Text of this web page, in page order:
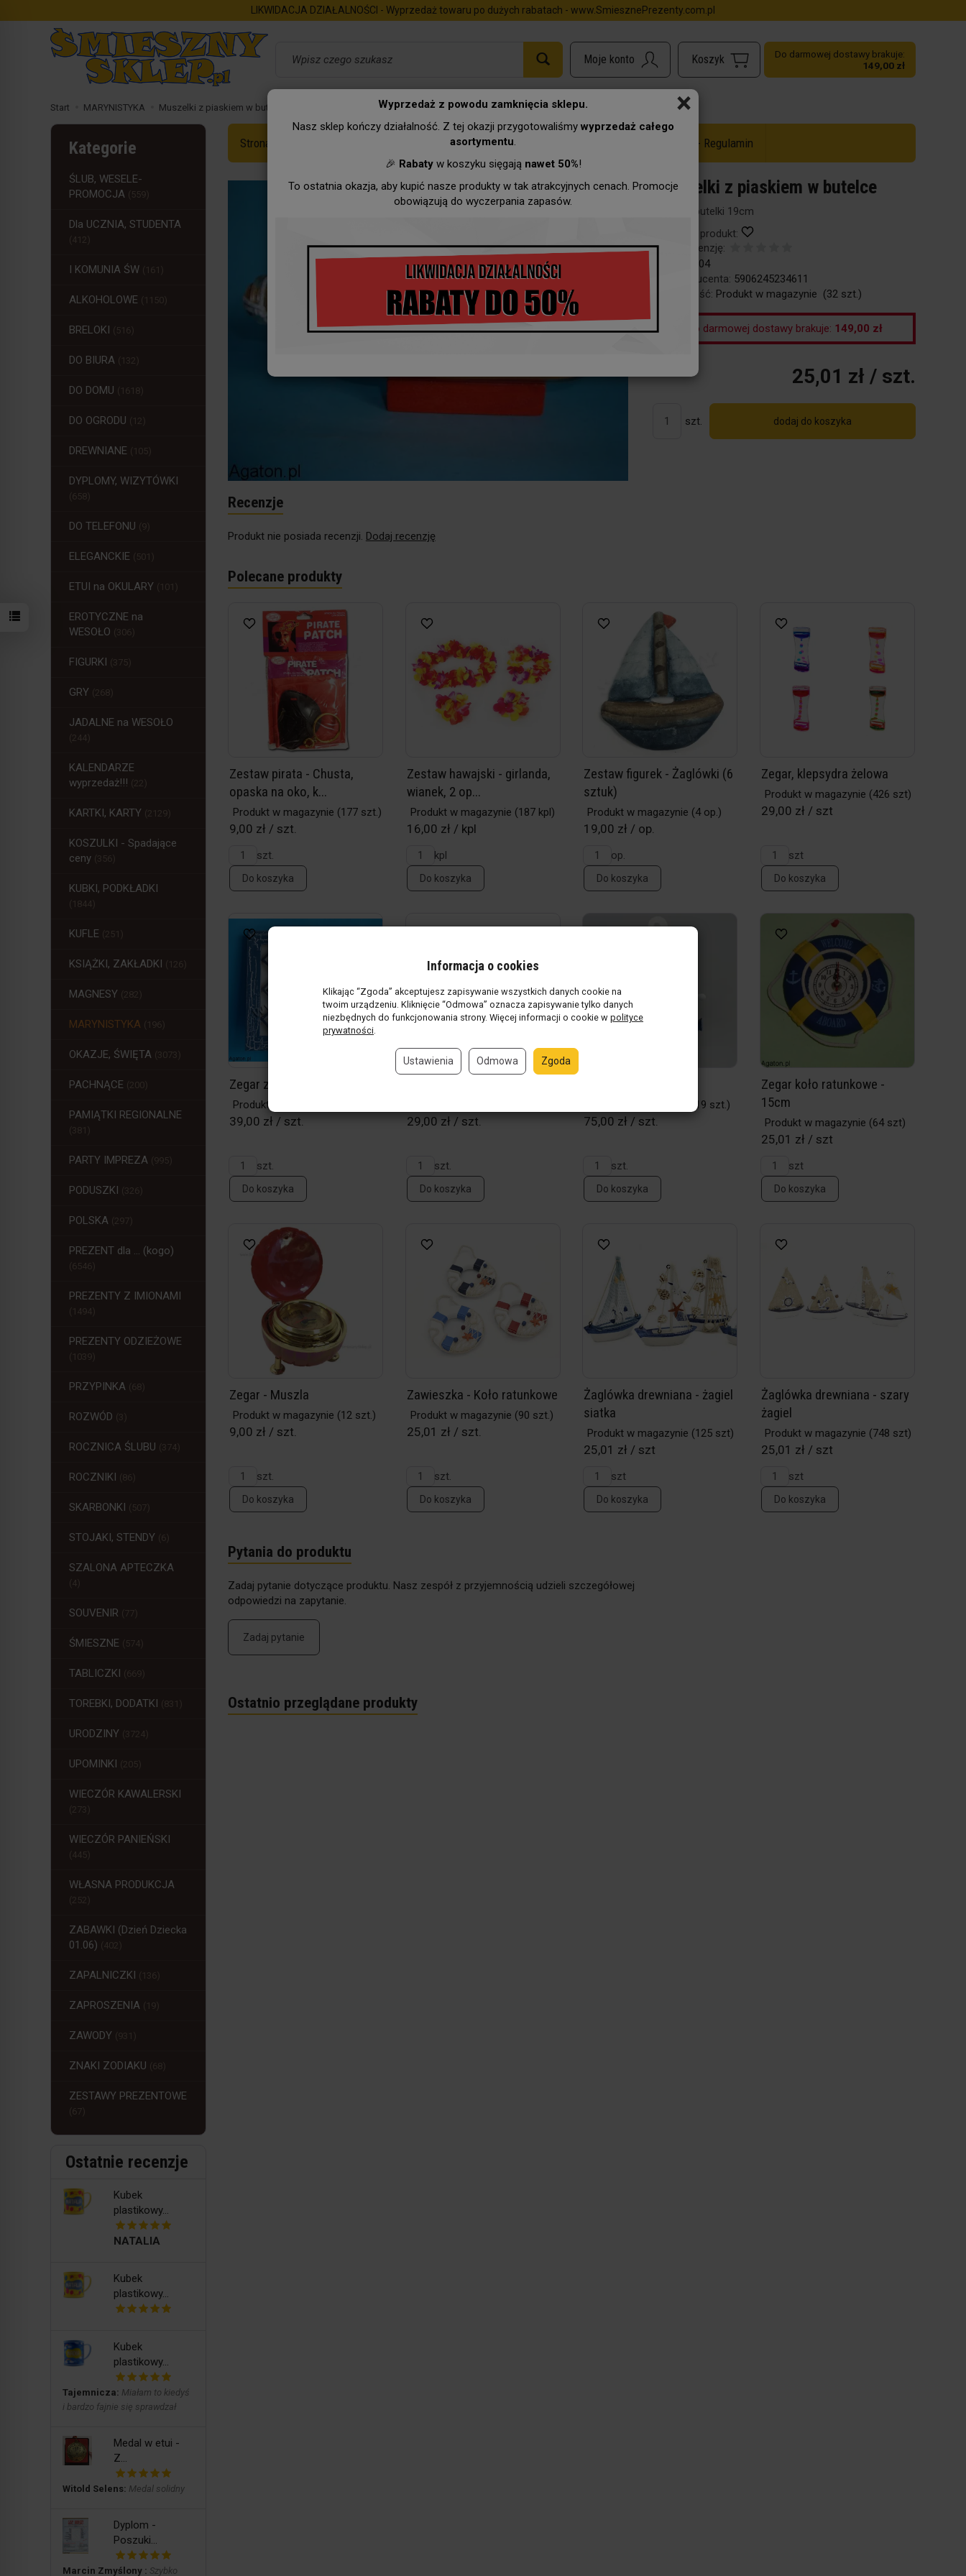
×
Wyprzedaż z powodu zamknięcia sklepu.
Nasz sklep kończy działalność. Z tej okazji przygotowaliśmy wyprzedaż całego
asortymentu.
🎉 Rabatyw koszyku sięgają nawet 50%!
To ostatnia okazja, aby kupić nasze produkty w tak atrakcyjnych cenach. Promocje
obowiązują do wyczerpania zapasów.
LIKWIDACJA DZIAŁALNOŚCI - Wyprzedaż towaru po dużych rabatach - www.SmiesznePrezenty.com.pl
Do darmowej dostawy brakuje:
149,00 zł
Start MARYNISTYKA Muszelki z piaskiem w butelce
Strona Główna Zawody Wyprzedaż do -50% - Regulamin
Muszelki z piaskiem w butelce
dł€gość butelki 19cm
Obserwuj produkt:
Dodaj recenzję:
52-604
Kod producenta: 5906245234611
Dostępność: Produkt w magazynie (32 szt.)
Do darmowej dostawy brakuje: 149,00 zł
25,01 zł / szt.
szt. dodaj do koszyka
Recenzje
Produkt nie posiada recenzji. Dodaj recenzję
Polecane produkty
Zestaw pirata - Chusta,
opaska na oko, k...
Produkt w magazynie (177 szt.)
9,00 zł / szt.
szt.
Do koszyka
Zestaw hawajski - girlanda,
wianek, 2 op...
Produkt w magazynie (187 kpl)
16,00 zł / kpl
kpl
Do koszyka
Zestaw figurek - Żaglówki (6
sztuk)
Produkt w magazynie (4 op.)
19,00 zł / op.
op.
Do koszyka
Zegar, klepsydra żelowa
Produkt w magazynie (426 szt)
29,00 zł / szt
szt
Do koszyka
Zegar z muszelkami
Produkt w magazynie
39,00 zł / szt.
szt.
Do koszyka
29,00 zł / szt.
szt.
Do koszyka
(19 szt.)
75,00 zł / szt.
szt.
Do koszyka
Zegar koło ratunkowe -
15cm
Produkt w magazynie (64 szt)
25,01 zł / szt
szt
Do koszyka
Zegar - Muszla
Produkt w magazynie (12 szt.)
9,00 zł / szt.
szt.
Do koszyka
Zawieszka - Koło ratunkowe
Produkt w magazynie (90 szt.)
25,01 zł / szt.
szt.
Do koszyka
Żaglówka drewniana - żagiel
siatka
Produkt w magazynie (125 szt)
25,01 zł / szt
szt
Do koszyka
Żaglówka drewniana - szary
żagiel
Produkt w magazynie (748 szt)
25,01 zł / szt
szt
Do koszyka
Pytania do produktu
Zadaj pytanie dotyczące produktu. Nasz zespół z przyjemnością udzieli szczegółowej
odpowiedzi na zapytanie.
Zadaj pytanie
Ostatnio przeglądane produkty
Kategorie
ŚLUB, WESELE-
PROMOCJA
Dla UCZNIA, STUDENTA
I KOMUNIA ŚW
ALKOHOLOWE
BRELOKI
DO BIURA
DO DOMU
DO OGRODU
DREWNIANE
DYPLOMY, WIZYTÓWKI
DO TELEFONU
ELEGANCKIE
ETUI na OKULARY
EROTYCZNE na
WESOŁO
FIGURKI
GRY
JADALNE na WESOŁO
KALENDARZE
wyprzedaż!!!
KARTKI, KARTY
KOSZULKI - Spadające
ceny
KUBKI, PODKŁADKI
KUFLE
KSIĄŻKI, ZAKŁADKI
MAGNESY
MARYNISTYKA
OKAZJE, ŚWIĘTA
PACHNĄCE
PAMIĄTKI REGIONALNE
PARTY IMPREZA
PODUSZKI
POLSKA
PREZENT dla ... (kogo)
PREZENTY Z IMIONAMI
PREZENTY ODZIEŻOWE
PRZYPINKA
ROZWÓD
ROCZNICA ŚLUBU
ROCZNIKI
SKARBONKI
STOJAKI, STENDY
SZALONA APTECZKA
SOUVENIR
ŚMIESZNE
TABLICZKI
TOREBKI, DODATKI
URODZINY
UPOMINKI
WIECZÓR KAWALERSKI
WIECZÓR PANIEŃSKI
WŁASNA PRODUKCJA
ZABAWKI (Dzień Dziecka
01.06)
ZAPALNICZKI
ZAPROSZENIA
ZAWODY
ZNAKI ZODIAKU
ZESTAWY PREZENTOWE
Ostatnie recenzje
Kubek
plastikowy...
NATALIA
Kubek
plastikowy...
Kubek
plastikowy...
Tajemnicza: Miałam to kiedyś
i bardzo fajnie się sprawdzał
Medal w etui -
Z...
Witold Selens: Medal solidny
Dyplom -
Poszuki...
Marcin Zmyślony : Szybko
Informacja o cookies
Klikając “Zgoda” akceptujesz zapisywanie wszystkich danych cookie na
twoim urządzeniu. Kliknięcie “Odmowa” oznacza zapisywanie tylko danych
niezbędnych do funkcjonowania strony. Więcej informacji o cookie w polityce
prywatności
Ustawienia Odmowa Zgoda